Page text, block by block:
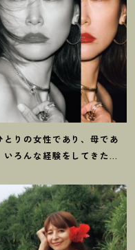
とりの女性であり、母であ
いろんな経験をしてきたか
地